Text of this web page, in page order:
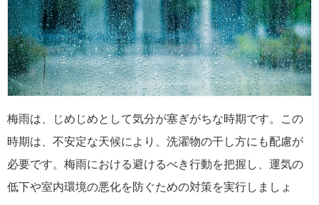
梅雨は、じめじめとして気分が塞ぎがちな時期です。この
時期は、不安定な天候により、洗濯物の干し方にも配慮が
必要です。梅雨における避けるべき行動を把握し、運気の
低下や室内環境の悪化を防ぐための対策を実行しましょ